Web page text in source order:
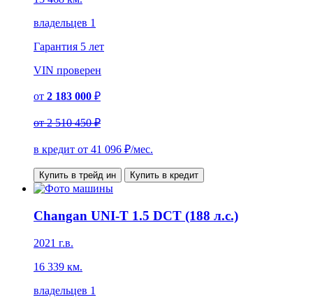
владельцев 1
Гарантия 5 лет
VIN проверен
от 2 183 000 ₽
от2 510 450 ₽
в кредит от 41 096 ₽/мес.
Купить в трейд ин Купить в кредит
Changan UNI-T 1.5 DCT (188 л.с.)
2021 г.в.
16 339 км.
владельцев 1